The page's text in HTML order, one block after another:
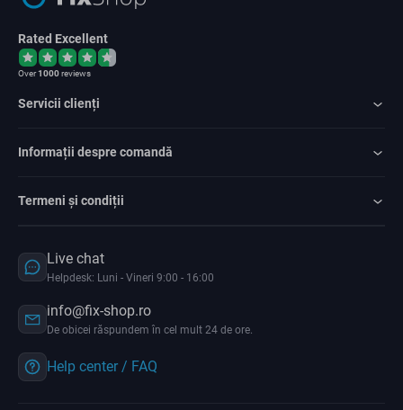
Rated Excellent
Over1000reviews
Servicii clienți
Informații despre comandă
Termeni și condiții
Live chat
Helpdesk: Luni - Vineri 9:00 - 16:00
info@fix-shop.ro
De obicei răspundem în cel mult 24 de ore.
Help center / FAQ